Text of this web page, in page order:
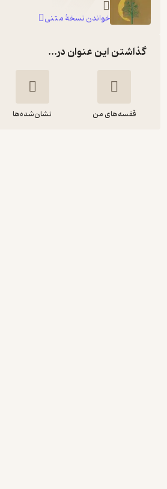
خواندن نسخۀ متنی
گذاشتن این عنوان در...
قفسه‌های من نشان‌شده‌ها